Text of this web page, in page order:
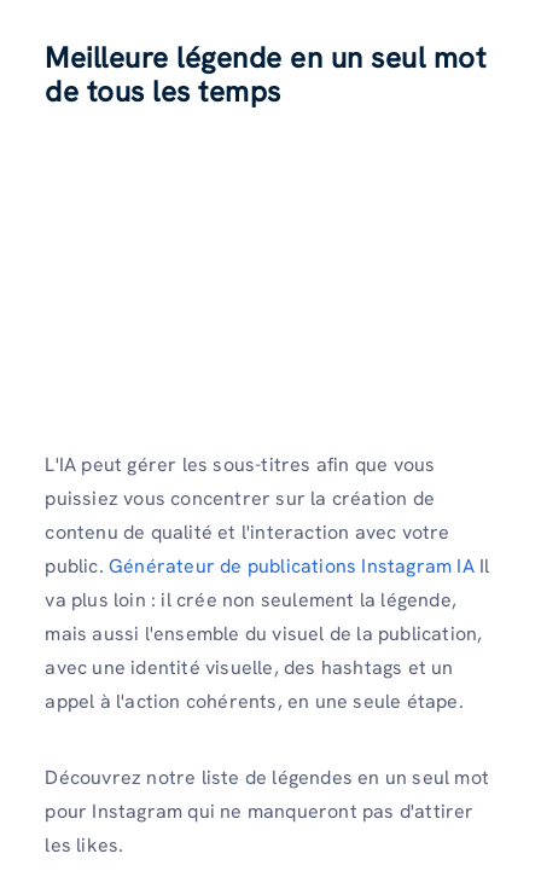
Meilleure légende en un seul mot
de tous les temps
L'IA peut gérer les sous-titres afin que vous
puissiez vous concentrer sur la création de
contenu de qualité et l'interaction avec votre
public. Générateur de publications Instagram IAIl
va plus loin : il crée non seulement la légende,
mais aussi l'ensemble du visuel de la publication,
avec une identité visuelle, des hashtags et un
appel à l'action cohérents, en une seule étape.
Découvrez notre liste de légendes en un seul mot
pour Instagram qui ne manqueront pas d'attirer
les likes.